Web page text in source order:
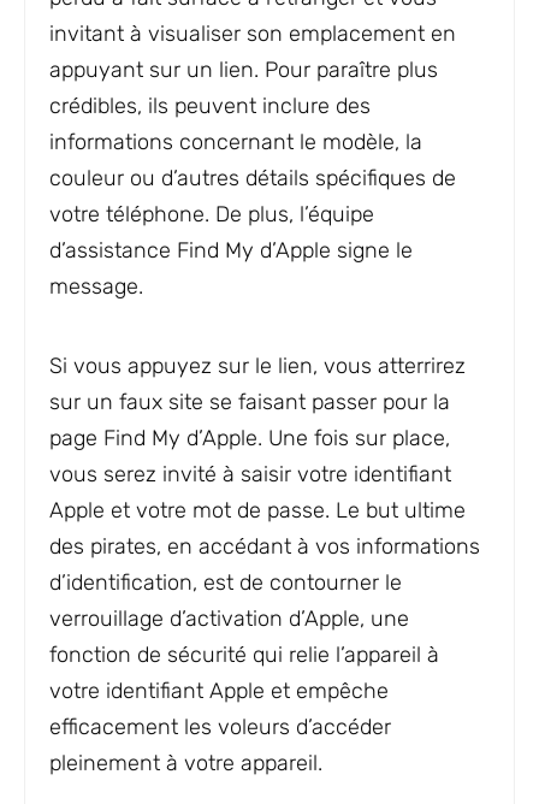
invitant à visualiser son emplacement en
appuyant sur un lien. Pour paraître plus
crédibles, ils peuvent inclure des
informations concernant le modèle, la
couleur ou d’autres détails spécifiques de
votre téléphone. De plus, l’équipe
d’assistance Find My d’Apple signe le
message.
Si vous appuyez sur le lien, vous atterrirez
sur un faux site se faisant passer pour la
page Find My d’Apple. Une fois sur place,
vous serez invité à saisir votre identifiant
Apple et votre mot de passe. Le but ultime
des pirates, en accédant à vos informations
d’identification, est de contourner le
verrouillage d’activation d’Apple, une
fonction de sécurité qui relie l’appareil à
votre identifiant Apple et empêche
efficacement les voleurs d’accéder
pleinement à votre appareil.